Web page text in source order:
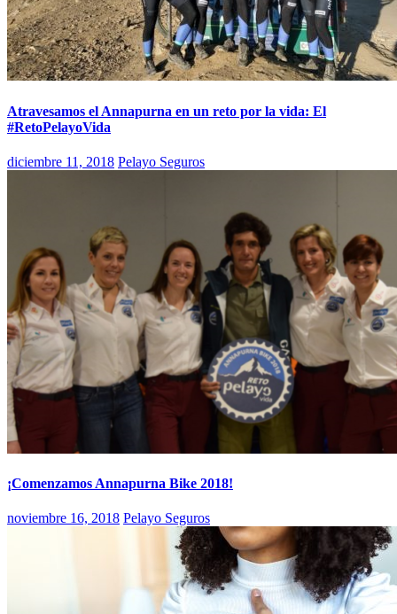
Atravesamos el Annapurna en un reto por la vida: El
#RetoPelayoVida
diciembre 11, 2018 Pelayo Seguros
¡Comenzamos Annapurna Bike 2018!
noviembre 16, 2018 Pelayo Seguros